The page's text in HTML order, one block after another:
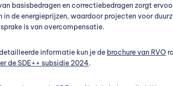
basisbedragen en correctiebedragen zorgt
in de energieprijzen, waardoor projecten voor
is van overcompensatie.
informatie kun je de brochure van RVO
de SDE++ subsidie 2024.